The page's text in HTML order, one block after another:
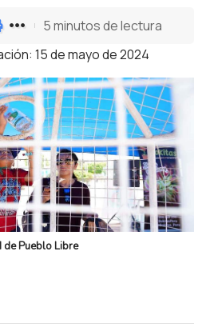
15 de mayo de 2024
5 minutos de lectura
de Pueblo Libre